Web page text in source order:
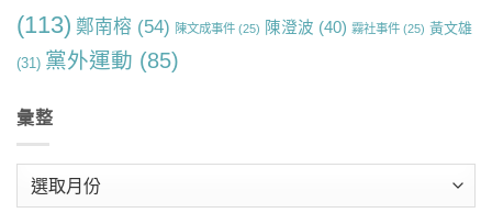
(113) 鄭南榕 (54) 陳文成事件 (25) 陳澄波 (40) 霧社事件 (25) 黃文雄
(31) 黨外運動 (85)
彙整